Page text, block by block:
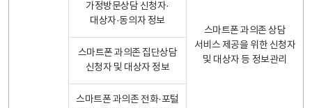
스마트폰 과의존 상담
서비스 제공을 위한 신청자
및 대상자 등 정보관리
가정방문상담 신청자·
대상자·동의자 정보
스마트폰 과의존 집단상담
신청자 및 대상자 정보
스마트폰 과의존 전화·포털